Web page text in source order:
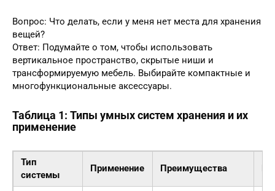
Вопрос: Что делать, если у меня нет места для хранения
вещей?
Ответ: Подумайте о том, чтобы использовать
вертикальное пространство, скрытые ниши и
трансформируемую мебель. Выбирайте компактные и
многофункциональные аксессуары.
Таблица 1: Типы умных систем хранения и их
применение
Тип
системы
Применение Преимущества